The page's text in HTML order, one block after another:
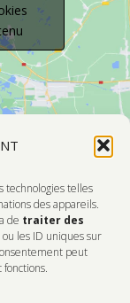
technologies telles
des appareils.
de traiter des
les ID uniques sur
peut
Membre
CENTRE